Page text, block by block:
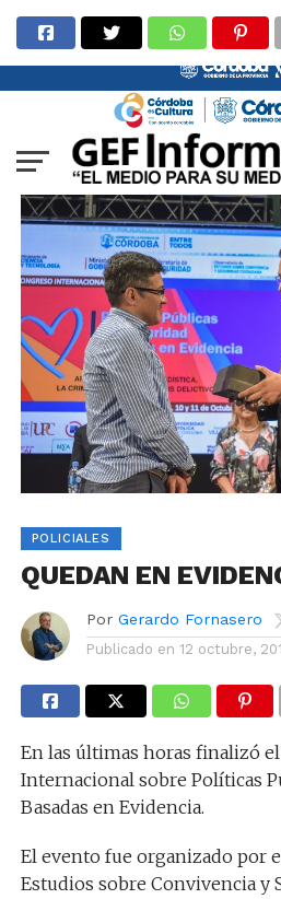
POLICIALES
QUEDAN EN
Por Gerardo Fornasero
Publicado en 12 octubre,
En las últimas horas finalizó
Internacional sobre Políticas
Basadas en Evidencia.
El evento fue organizado por
Estudios sobre Convivencia y